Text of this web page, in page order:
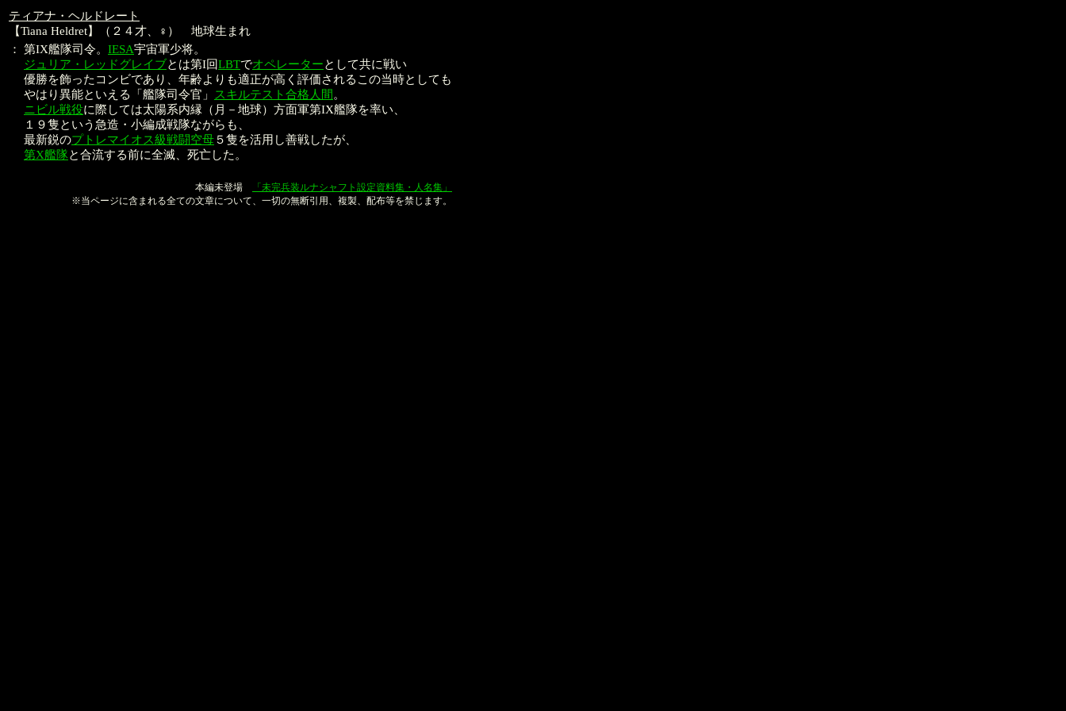
ティアナ・ヘルドレート
【Tiana Heldret】（２４才、♀） 地球生まれ
：
第IX艦隊司令。 IESA宇宙軍少将。
ジュリア・レッドグレイブとは第I回LBTでオペレーターとして共に戦い
優勝を飾ったコンビであり、年齢よりも適正が高く評価されるこの当時としても
やはり異能といえる「艦隊司令官」
スキルテスト合格人間 。
ニビル戦役に際しては太陽系内縁（月－地球）方面軍第IX艦隊を率い、
１９隻という急造・小編成戦隊ながらも、
最新鋭のプトレマイオス級戦闘空母 ５隻を活用し善戦したが、
第X艦隊と合流する前に全滅、死亡した。
本編未登場
「未完兵装ルナシャフト設定資料集・人名集」
※当ページに含まれる全ての文章について、一切の無断引用、複製、配布等を禁じます。